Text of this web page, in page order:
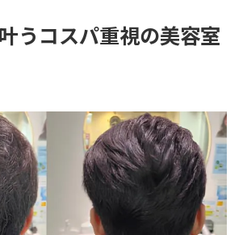
を時短で楽しむ江古田駅周辺
カラーの施術時間を短縮する方法
門店のメリットと利用のコツ
向け美容室カラー施術の流れ
ッパービューティーで時短美容室
ラーを効率的に予約するポイント
うコスパ重視の美容室